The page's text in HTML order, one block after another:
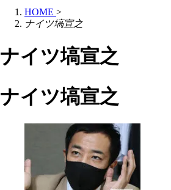
HOME >
ナイツ塙宣之
ナイツ塙宣之
ナイツ塙宣之